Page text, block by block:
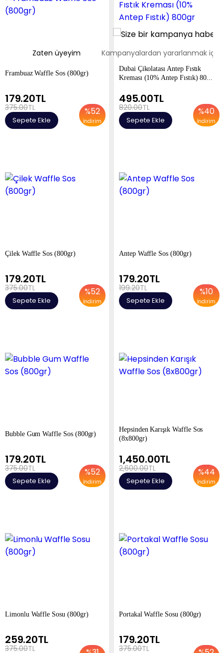
Frambuaz Waffle Sos (800gr)
%52
İndirim
179.20TL
375.00TL
Sepete Ekle
Dubai Çikolatası Antep Fıstık
Kreması (10% Antep Fıstık) 80...
%40
İndirim
495.00TL
820.00TL
Sepete Ekle
Çilek Waffle Sos (800gr)
%52
İndirim
179.20TL
375.00TL
Sepete Ekle
Antep Waffle Sos (800gr)
%10
İndirim
179.20TL
199.20TL
Sepete Ekle
Bubble Gum Waffle Sos (800gr)
%52
İndirim
179.20TL
375.00TL
Sepete Ekle
Hepsinden Karışık Waffle Sos
(8x800gr)
%44
İndirim
1,450.00TL
2,600.00TL
Sepete Ekle
Limonlu Waffle Sosu (800gr)
259.20TL
375.00TL
Portakal Waffle Sosu (800gr)
179.20TL
375.00TL
Kampanyalardan yararlanmak
Zaten üyeyim